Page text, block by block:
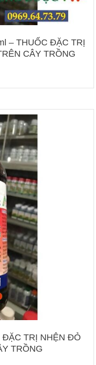
– THUỐC ĐẶC TRỊ
CÂY TRỒNG
ĐẶC TRỊ NHỆN ĐỎ
TRỒNG